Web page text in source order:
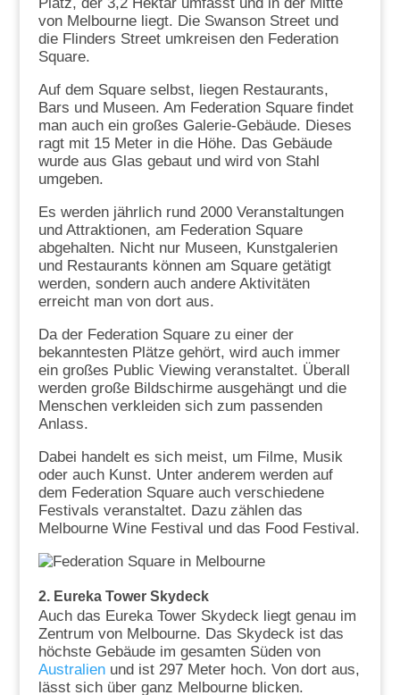
von Melbourne liegt. Die Swanson Street und
die Flinders Street umkreisen den Federation
Square.
Auf dem Square selbst, liegen Restaurants,
Bars und Museen. Am Federation Square findet
man auch ein großes Galerie-Gebäude. Dieses
ragt mit 15 Meter in die Höhe. Das Gebäude
wurde aus Glas gebaut und wird von Stahl
umgeben.
Es werden jährlich rund 2000 Veranstaltungen
und Attraktionen, am Federation Square
abgehalten. Nicht nur Museen, Kunstgalerien
und Restaurants können am Square getätigt
werden, sondern auch andere Aktivitäten
erreicht man von dort aus.
Da der Federation Square zu einer der
bekanntesten Plätze gehört, wird auch immer
ein großes Public Viewing veranstaltet. Überall
werden große Bildschirme ausgehängt und die
Menschen verkleiden sich zum passenden
Anlass.
Dabei handelt es sich meist, um Filme, Musik
oder auch Kunst. Unter anderem werden auf
dem Federation Square auch verschiedene
Festivals veranstaltet. Dazu zählen das
Melbourne Wine Festival und das Food Festival.
2. Eureka Tower Skydeck
Auch das Eureka Tower Skydeck liegt genau im
Zentrum von Melbourne. Das Skydeck ist das
höchste Gebäude im gesamten Süden von
Australienund ist 297 Meter hoch. Von dort aus,
lässt sich über ganz Melbourne blicken.